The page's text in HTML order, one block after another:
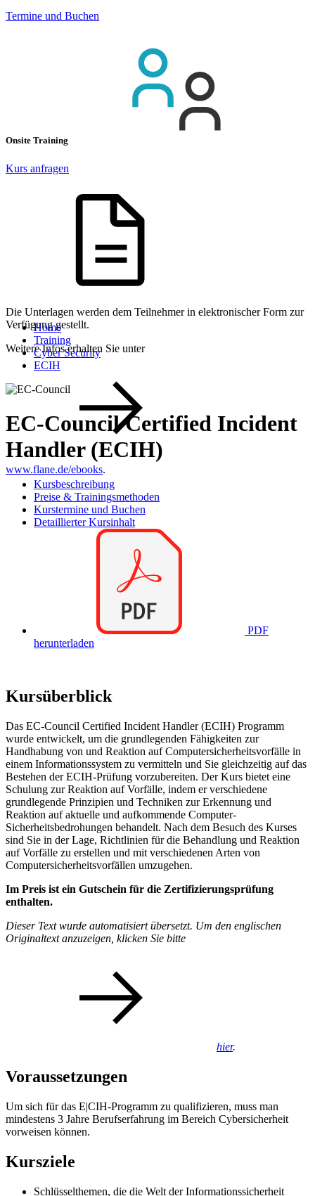
Termine und Buchen
Onsite Training
Kurs anfragen
Die Unterlagen werden dem Teilnehmer in elektronischer Form zur
Verfügung gestellt.
Weitere Infos erhalten Sie unter
www.flane.de/ebooks.
Home
Training
Cyber Security
ECIH
EC-Council Certified Incident
Handler (ECIH)
Kursbeschreibung
Preise & Trainingsmethoden
Kurstermine und Buchen
Detaillierter Kursinhalt
PDF
herunterladen
Kursüberblick
Das EC-Council Certified Incident Handler (ECIH) Programm
wurde entwickelt, um die grundlegenden Fähigkeiten zur
Handhabung von und Reaktion auf Computersicherheitsvorfälle in
einem Informationssystem zu vermitteln und Sie gleichzeitig auf das
Bestehen der ECIH-Prüfung vorzubereiten. Der Kurs bietet eine
Schulung zur Reaktion auf Vorfälle, indem er verschiedene
grundlegende Prinzipien und Techniken zur Erkennung und
Reaktion auf aktuelle und aufkommende Computer-
Sicherheitsbedrohungen behandelt. Nach dem Besuch des Kurses
sind Sie in der Lage, Richtlinien für die Behandlung und Reaktion
auf Vorfälle zu erstellen und mit verschiedenen Arten von
Computersicherheitsvorfällen umzugehen.
Im Preis ist ein Gutschein für die Zertifizierungsprüfung
enthalten.
Dieser Text wurde automatisiert übersetzt. Um den englischen
Originaltext anzuzeigen, klicken Sie bitte
hier.
Voraussetzungen
Um sich für das E|CIH-Programm zu qualifizieren, muss man
mindestens 3 Jahre Berufserfahrung im Bereich Cybersicherheit
vorweisen können.
Kursziele
Schlüsselthemen, die die Welt der Informationssicherheit